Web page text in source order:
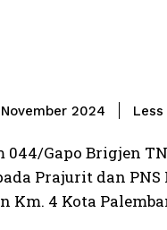
November 2024 Less
044/Gapo Brigjen
Prajurit dan
4 Kota